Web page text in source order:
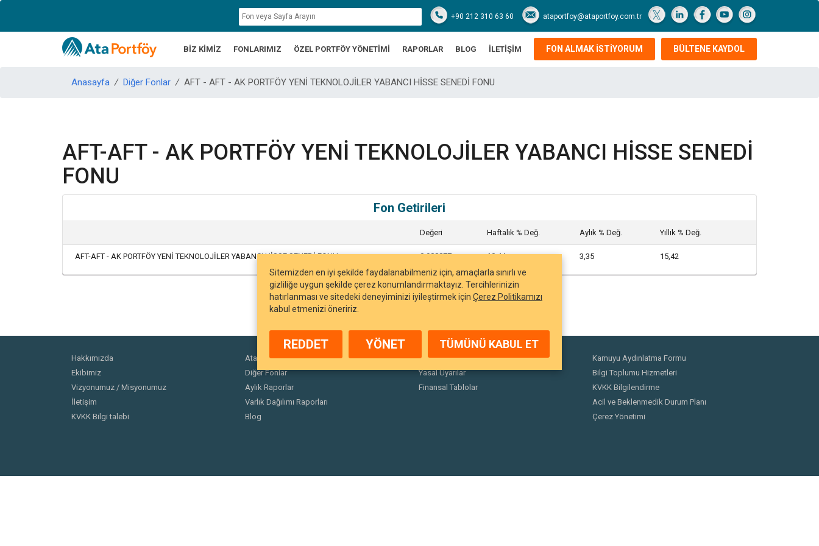
+90 212 310 63 60 ataportfoy@ataportfoy.com.tr
BİZ KİMİZ FONLARIMIZ ÖZEL PORTFÖY YÖNETİMİ RAPORLAR BLOG İLETİŞİM BÜLTENE KAYDOL
FON ALMAK İSTİYORUM
Anasayfa / Diğer Fonlar / AFT - AFT - AK PORTFÖY YENİ TEKNOLOJİLER YABANCI HİSSE SENEDİ FONU
AFT-AFT - AK PORTFÖY YENİ TEKNOLOJİLER YABANCI HİSSE SENEDİ
FONU
Fon Getirileri
Değeri Haftalık % Değ. Aylık % Değ. Yıllık % Değ.
AFT-AFT - AK PORTFÖY YENİ TEKNOLOJİLER YABANCI HİSSE SENEDİ FONU 0.988877 10,44 3,35 15,42
Hakkımızda
Ekibimiz
Vizyonumuz / Misyonumuz
İletişim
KVKK Bilgi talebi
Ata Fonları
Diğer Fonlar
Aylık Raporlar
Varlık Dağılımı Raporları
Blog
Duyurular
Yasal Uyarılar
Finansal Tablolar
Kamuyu Aydınlatma Formu
Bilgi Toplumu Hizmetleri
KVKK Bilgilendirme
Acil ve Beklenmedik Durum Planı
Çerez Yönetimi
Sitemizden en iyi şekilde faydalanabilmeniz için, amaçlarla sınırlı ve
gizliliğe uygun şekilde çerez konumlandırmaktayız. Tercihlerinizin
hatırlanması ve sitedeki deneyiminizi iyileştirmek için Çerez Politikamızı
kabul etmenizi öneririz.
REDDET YÖNET TÜMÜNÜ KABUL ET